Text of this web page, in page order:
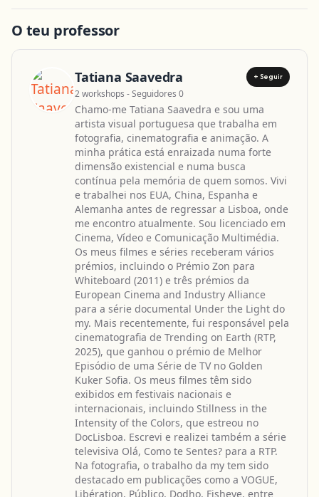
O teu professor
Tatiana Saavedra + Seguir
2 workshops - Seguidores 0
Chamo-me Tatiana Saavedra e sou uma
artista visual portuguesa que trabalha em
fotografia, cinematografia e animação. A
minha prática está enraizada numa forte
dimensão existencial e numa busca
contínua pela memória de quem somos. Vivi
e trabalhei nos EUA, China, Espanha e
Alemanha antes de regressar a Lisboa, onde
me encontro atualmente. Sou licenciado em
Cinema, Vídeo e Comunicação Multimédia.
Os meus filmes e séries receberam vários
prémios, incluindo o Prémio Zon para
Whiteboard (2011) e três prémios da
European Cinema and Industry Alliance
para a série documental Under the Light do
my. Mais recentemente, fui responsável pela
cinematografia de Trending on Earth (RTP,
2025), que ganhou o prémio de Melhor
Episódio de uma Série de TV no Golden
Kuker Sofia. Os meus filmes têm sido
exibidos em festivais nacionais e
internacionais, incluindo Stillness in the
Intensity of the Colors, que estreou no
DocLisboa. Escrevi e realizei também a série
televisiva Olá, Como te Sentes? para a RTP.
Na fotografia, o trabalho da my tem sido
destacado em publicações como a VOGUE,
Libération, Público, Dodho, Fisheye, entre